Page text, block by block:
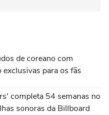
de coreano com
para os fãs
completa 54 semanas no
sonoras da Billboard